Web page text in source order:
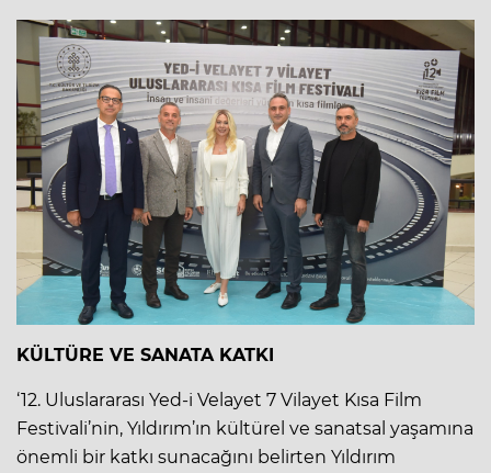
KÜLTÜRE VE SANATA KATKI
‘12. Uluslararası Yed-i Velayet 7 Vilayet Kısa Film
Festivali’nin, Yıldırım’ın kültürel ve sanatsal yaşamına
önemli bir katkı sunacağını belirten Yıldırım